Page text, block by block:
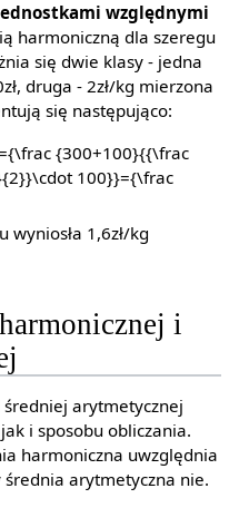
względnymi
harmoniczną dla szeregu
się dwie klasy - jedna
druga - 2zł/kg mierzona
się następująco:
wyniosła 1,6zł/kg
i
arytmetycznej
i sposobu obliczania.
harmoniczna uwzględnia
arytmetyczna nie.